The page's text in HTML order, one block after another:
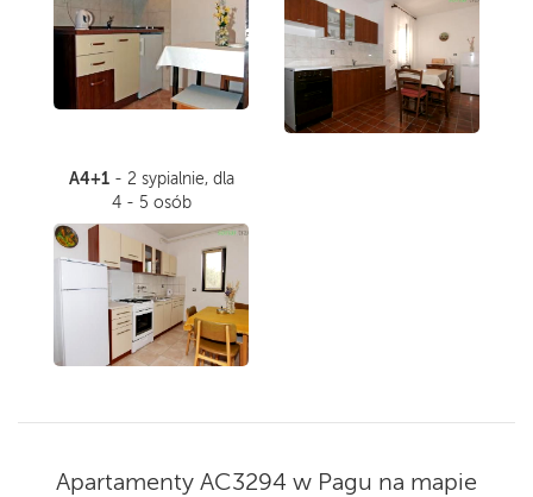
A4+1- 2 sypialnie, dla
4 - 5 osób
Apartamenty AC3294 w Pagu na mapie